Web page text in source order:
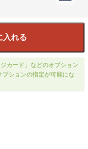
入れる
カード」などのオプション
ションの指定が可能にな